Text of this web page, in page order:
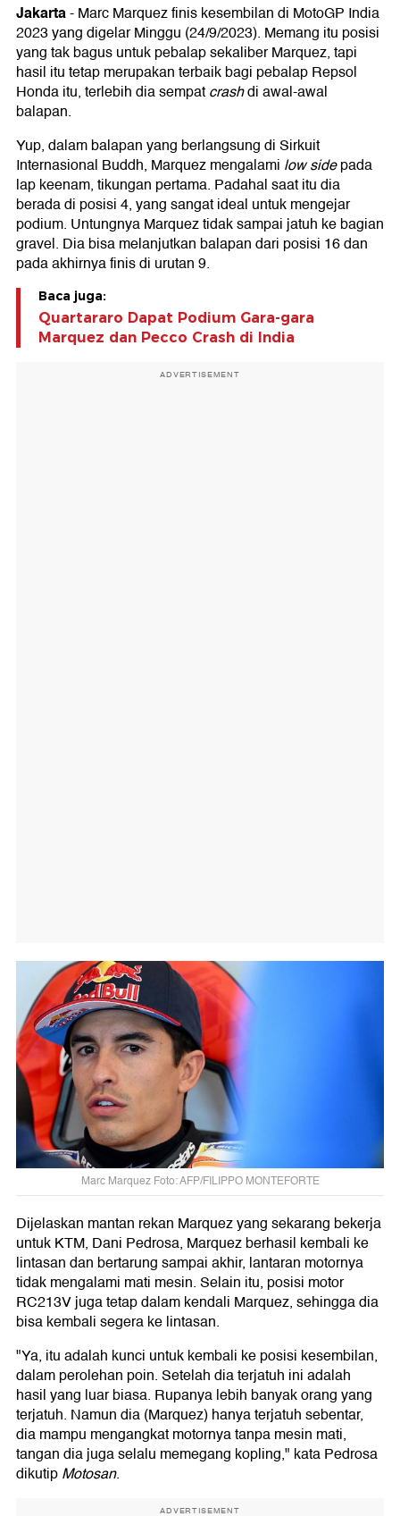
Jakarta-Marc Marquez finis kesembilan di MotoGP India
2023 yang digelar Minggu (24/9/2023). Memang itu posisi
yang tak bagus untuk pebalap sekaliber Marquez, tapi
hasil itu tetap merupakan terbaik bagi pebalap Repsol
Honda itu, terlebih dia sempatcrashdi awal-awal
balapan.
Yup, dalam balapan yang berlangsung di Sirkuit
Internasional Buddh, Marquez mengalami low sidepada
lap keenam, tikungan pertama. Padahal saat itu dia
berada di posisi 4, yang sangat ideal untuk mengejar
podium. Untungnya Marquez tidak sampai jatuh ke bagian
gravel. Dia bisa melanjutkan balapan dari posisi 16 dan
pada akhirnya finis di urutan 9.
Baca juga:
Quartararo Dapat Podium Gara-gara
Marquez dan Pecco Crash di India
ADVERTISEMENT
Marc Marquez Foto: AFP/FILIPPO MONTEFORTE
Dijelaskan mantan rekan Marquez yang sekarang bekerja
untuk KTM, Dani Pedrosa, Marquez berhasil kembali ke
lintasan dan bertarung sampai akhir, lantaran motornya
tidak mengalami mati mesin. Selain itu, posisi motor
RC213V juga tetap dalam kendali Marquez, sehingga dia
bisa kembali segera ke lintasan.
"Ya, itu adalah kunci untuk kembali ke posisi kesembilan,
dalam perolehan poin. Setelah dia terjatuh ini adalah
hasil yang luar biasa. Rupanya lebih banyak orang yang
terjatuh. Namun dia (Marquez) hanya terjatuh sebentar,
dia mampu mengangkat motornya tanpa mesin mati,
tangan dia juga selalu memegang kopling," kata Pedrosa
dikutipMotosan.
ADVERTISEMENT